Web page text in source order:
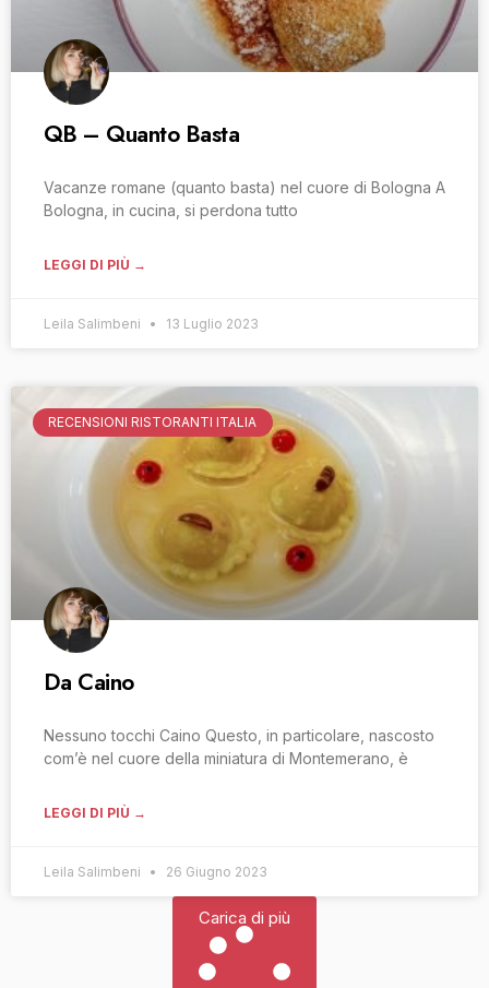
QB – Quanto Basta
Vacanze romane (quanto basta) nel cuore di Bologna A
Bologna, in cucina, si perdona tutto
LEGGI DI PIÙ →
Leila Salimbeni 13 Luglio 2023
RECENSIONI RISTORANTI ITALIA
Da Caino
Nessuno tocchi Caino Questo, in particolare, nascosto
com’è nel cuore della miniatura di Montemerano, è
LEGGI DI PIÙ →
Leila Salimbeni 26 Giugno 2023
Carica di più